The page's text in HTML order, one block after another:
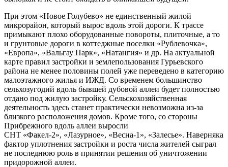
При этом «Новое Голубево» не единственный жилой
микрорайон, который вырос вдоль этой дороги. К трассе
примыкают плохо оборудованные повороты, плиточные, а то
и грунтовые дороги в коттеджные поселки «Рублевочка»,
«Европа», «Вальгау Парк», «Натангия» и др. На актуальной
карте правил застройки и землепользования Гурьевского
района не менее половины полей уже переведено в категорию
малоэтажного жилья и ИЖД. Со временем большинство
сельхозугодий вдоль бывшей дубовой аллеи будет полностью
отдано под жилую застройку. Сельскохозяйственная
деятельность здесь станет практически невозможна из-за
близкого расположения домов. Кроме того, со стороны
Прибрежного вдоль аллеи выросли
СНТ «Факел-2», «Лазурное», «Весна-1», «Залесье». Наверняка
фактор уплотнения застройки и роста числа жителей сыграл
не последнюю роль в принятии решения об уничтожении
придорожной аллеи.